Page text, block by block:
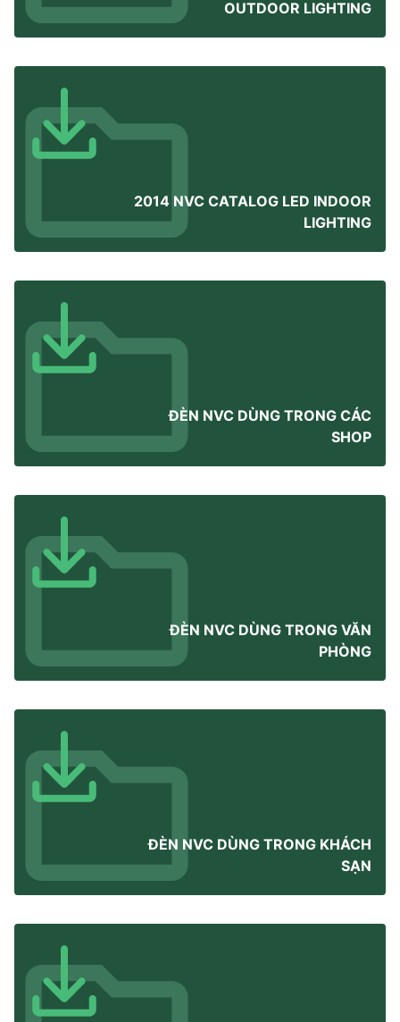
OUTDOOR LIGHTING
2014 NVC CATALOG LED INDOOR
LIGHTING
ĐÈN NVC DÙNG TRONG CÁC
SHOP
ĐÈN NVC DÙNG TRONG VĂN
PHÒNG
ĐÈN NVC DÙNG TRONG KHÁCH
SẠN